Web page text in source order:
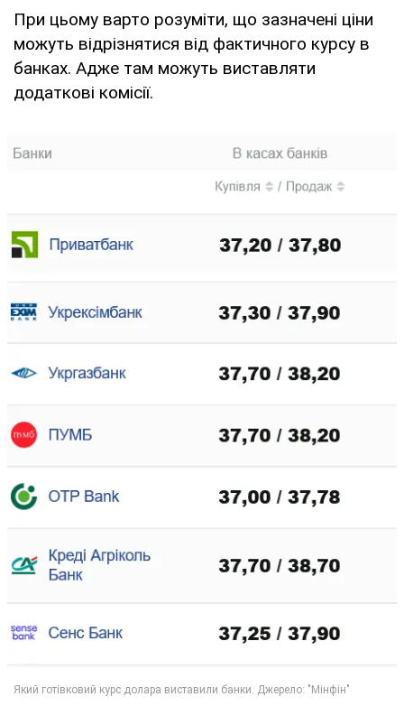
При цьому варто розуміти, що зазначені ціни
можуть відрізнятися від фактичного курсу в
банках. Адже там можуть виставляти
додаткові комісії.